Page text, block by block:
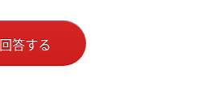
回答する